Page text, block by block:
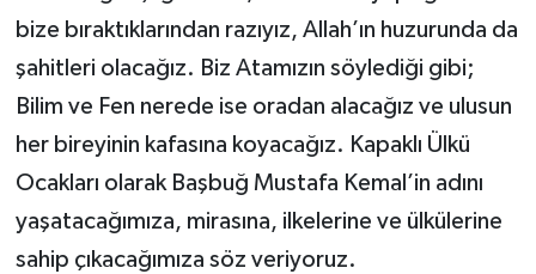
bize bıraktıklarından razıyız, Allah’ın huzurunda da
şahitleri olacağız. Biz Atamızın söylediği gibi;
Bilim ve Fen nerede ise oradan alacağız ve ulusun
her bireyinin kafasına koyacağız. Kapaklı Ülkü
Ocakları olarak Başbuğ Mustafa Kemal’in adını
yaşatacağımıza, mirasına, ilkelerine ve ülkülerine
sahip çıkacağımıza söz veriyoruz.